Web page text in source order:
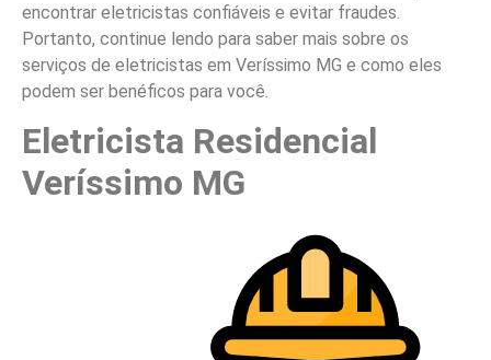
encontrar eletricistas confiáveis e evitar fraudes.
Portanto, continue lendo para saber mais sobre os
serviços de eletricistas em Veríssimo MG e como eles
podem ser benéficos para você.
Eletricista Residencial
Veríssimo MG